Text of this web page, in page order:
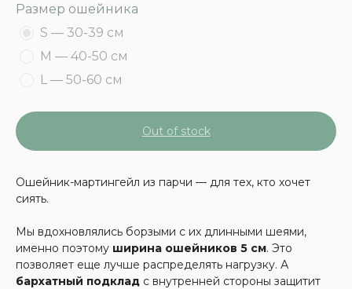
Размер ошейника
S — 30-39 см
M — 40-50 см
L — 50-60 см
Out of stock
Ошейник-мартингейл из парчи — для тех, кто хочет
сиять.
Мы вдохновлялись борзыми с их длинными шеями,
именно поэтому ширина ошейников 5 см. Это
позволяет еще лучше распределять нагрузку. А
бархатный подклад с внутренней стороны защитит